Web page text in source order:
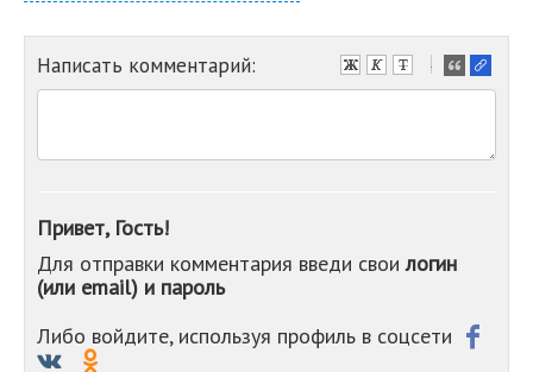
Написать комментарий:
-
-
-
-
Привет, Гость!
Для отправки комментария введи своилогин
(или email) и пароль
Либо войдите, используя профиль в соцсети